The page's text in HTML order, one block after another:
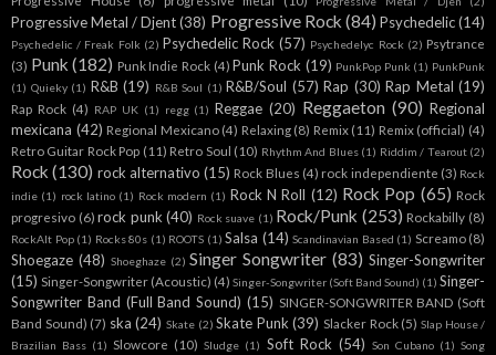
Progressive Metal / Djent (38) Progressive Rock (84) Psychedelic(14)
Psychedelic / Freak Folk (2) Psychedelic Rock (57) Psychedelyc Rock (2) Psytrance
(3) Punk (182) Punk Indie Rock (4) Punk Rock (19) PunkPop Punk (1) PunkPunk
(1) Quieky (1) R&B (19) R&B Soul (1) R&B/Soul (57) Rap (30) Rap Metal (19)
Rap Rock (4) RAP UK (1) regg (1) Reggae (20) Reggaeton (90) Regional
mexicana (42) Regional Mexicano (4) Relaxing (8) Remix (11) Remix (official) (4)
Retro Guitar Rock Pop (11) Retro Soul (10) Rhythm And Blues (1) Riddim / Tearout (2)
Rock (130) rock alternativo (15) Rock Blues (4) rock independiente (3) Rock
indie (1) rock latino (1) Rock modern (1) Rock N Roll (12) Rock Pop (65) Rock
progresivo (6) rock punk (40) Rock suave (1) Rock/Punk (253) Rockabilly (8)
RockAlt Pop (1) Rocks 80s (1) ROOTS (1) Salsa (14) Scandinavian Based (1) Screamo (8)
Shoegaze (48) Shoeghaze (2) Singer Songwriter (83) Singer-Songwriter
(15) Singer-Songwriter (Acoustic) (4) Singer-Songwriter (Soft Band Sound) (1) Singer-
Songwriter Band (Full Band Sound) (15) SINGER-SONGWRITER BAND (Soft
Band Sound) (7) ska (24) Skate (2) Skate Punk (39) Slacker Rock (5) Slap House /
Brazilian Bass (1) Slowcore (10) Sludge (1) Soft Rock (54) Son Cubano (1) Song